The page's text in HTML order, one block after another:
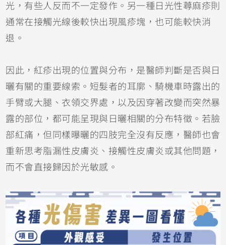
光，有些人反而不一定發作。另一種日光性蕁麻疹則
通常在接觸光線後較快出現風疹塊，也可能較快消
退。
因此，紅疹出現的位置與分布，是醫師判斷是否與日
曬有關的重要線索。短髮者的耳廓、騎機車時露出的
手臂或大腿、衣領交界處，以及因穿著改變而突然暴
露的部位，都可能呈現與日曬相關的分布特徵。若臉
部紅痛，但同樣曝曬的四肢完全沒有反應，醫師也會
重新思考脂漏性皮膚炎、 接觸性皮膚炎 或其他問題，
而不會直接歸因於光敏感。